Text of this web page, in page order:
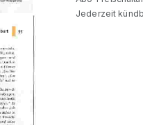
Jederzeit